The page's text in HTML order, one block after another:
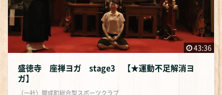
43:36
盛徳寺 座禅ヨガ stage3 【★運動不足解消ヨ
ガ】
（一社）開成町総合型スポーツクラブ